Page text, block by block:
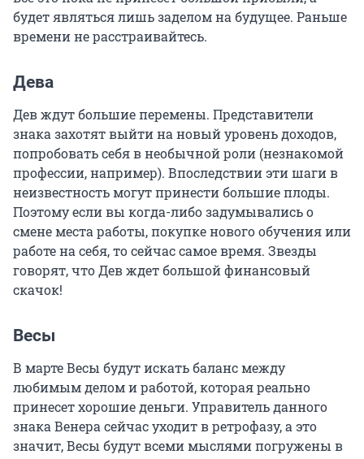
будет являться лишь заделом на будущее. Раньше
времени не расстраивайтесь.
Дева
Дев ждут большие перемены. Представители
знака захотят выйти на новый уровень доходов,
попробовать себя в необычной роли (незнакомой
профессии, например). Впоследствии эти шаги в
неизвестность могут принести большие плоды.
Поэтому если вы когда-либо задумывались о
смене места работы, покупке нового обучения или
работе на себя, то сейчас самое время. Звезды
говорят, что Дев ждет большой финансовый
скачок!
Весы
В марте Весы будут искать баланс между
любимым делом и работой, которая реально
принесет хорошие деньги. Управитель данного
знака Венера сейчас уходит в ретрофазу, а это
значит, Весы будут всеми мыслями погружены в